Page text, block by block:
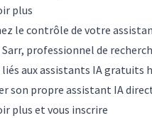
plus
le contrôle de votre
Sarr, professionnel de
liés aux assistants IA gratuits
son propre assistant IA
plus et vous inscrire